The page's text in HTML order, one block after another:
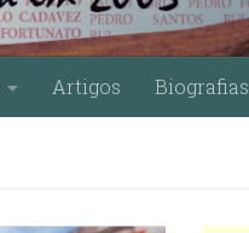
Artigos Biografias